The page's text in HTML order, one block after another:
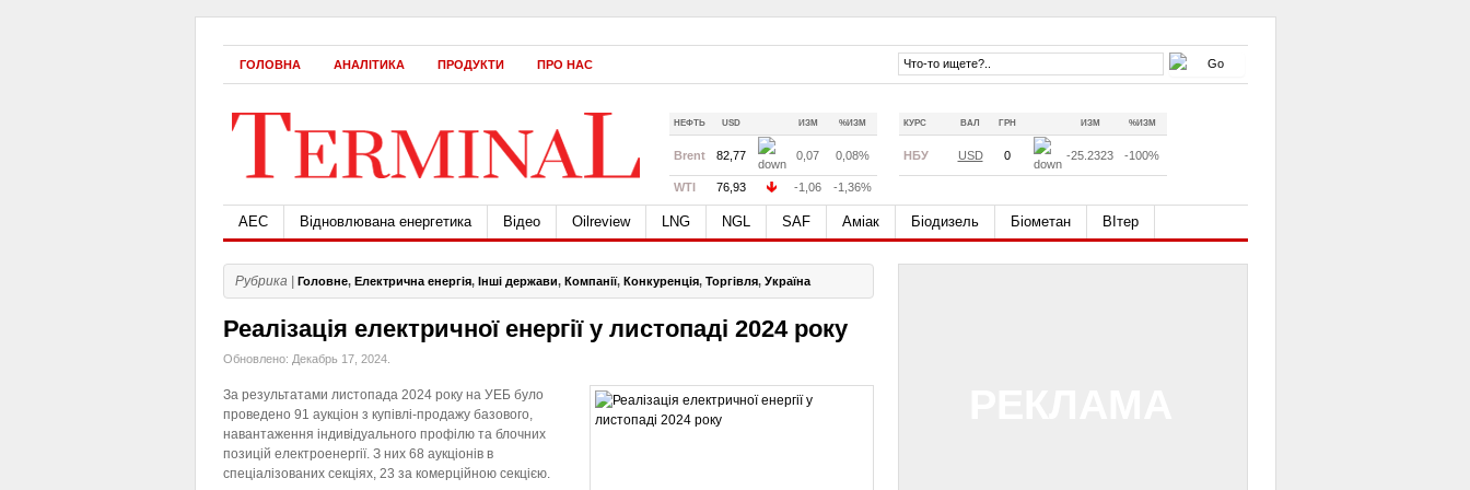
ГОЛОВНА АНАЛІТИКА ПРОДУКТИ ПРО НАС
КУРС ВАЛ ГРН ИЗМ %ИЗМ
НБУ USD 0 -25.2323 -100%
НЕФТЬ USD ИЗМ %ИЗМ
Brent 82,77 0,07 0,08%
WTI 76,93 -1,06 -1,36%
АЕС Відновлювана енергетика Відео Oilreview LNG NGL SAF Аміак Біодизель Біометан ВІтер
Рубрика | Головне, Електрична енергія, Інші держави, Компанії, Конкуренція, Торгівля, Україна
Реалізація електричної енергії у листопаді 2024 року
Обновлено: Декабрь 17, 2024.
За результатами листопада 2024 року на УЕБ було
проведено 91 аукціон з купівлі-продажу базового,
навантаження індивідуального профілю та блочних
позицій електроенергії. З них 68 аукціонів в
спеціалізованих секціях, 23 за комерційною секцією.